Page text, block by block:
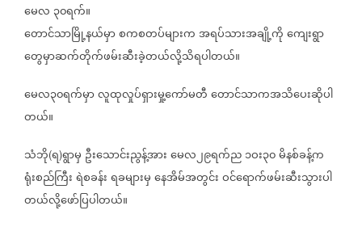
မေလ ၃၀ရက်။
တောင်သာမြို့နယ်မှာစကစတပ်များကအရပ်သားအချို့ကိုကျေးရွာ
တွေမှာဆက်တိုက်ဖမ်းဆီးခဲ့တယ်လို့သိရပါတယ်။
မေလ၃၀ရက်မှာလူထုလှုပ်ရှားမှု့ကော်မတီတောင်သာကအသိပေးဆိုပါ
တယ်။
သံဘို(ရ)ရွာမှ ဦးသောင်းညွန့်အားမေလ၂၉ရက်ည၁ဝး၃၀မိနစ်ခန့်က
ရုံးစည်ကြီးရဲစခန်းရခများမှနေအိမ်အတွင်းဝင်ရောက်ဖမ်းဆီးသွားပါ
တယ်လို့ဖော်ပြပါတယ်။